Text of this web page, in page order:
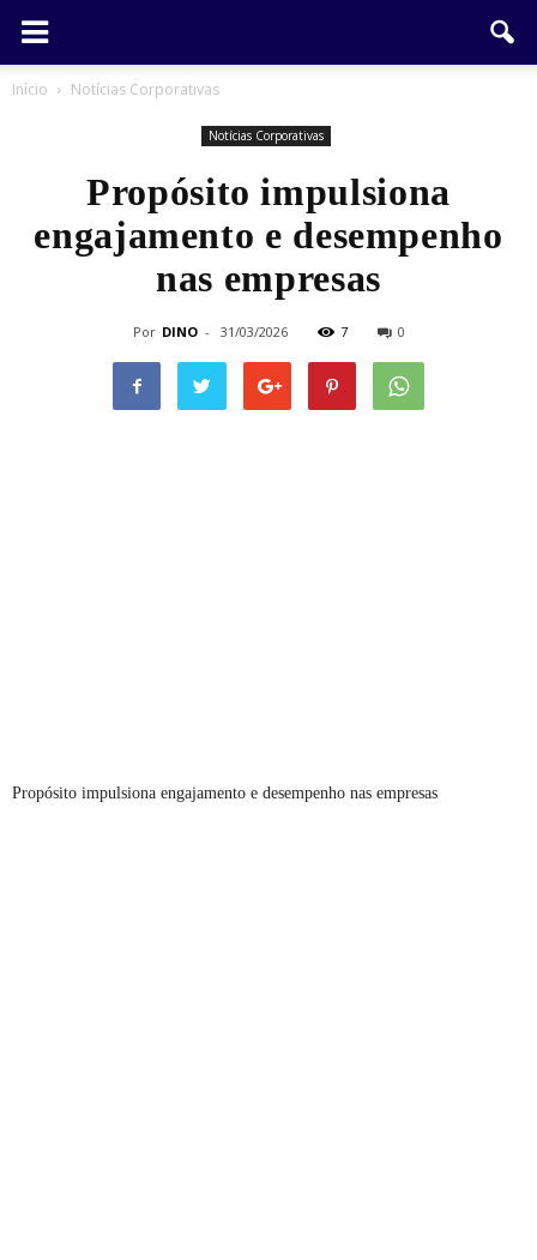
Início Notícias Corporativas
Notícias Corporativas
Propósito impulsiona
engajamento e desempenho
nas empresas
Por DINO - 31/03/2026 7 0
Propósito impulsiona engajamento e desempenho nas empresas